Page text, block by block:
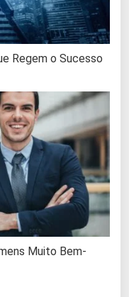
Regem o Sucesso
Muito Bem-